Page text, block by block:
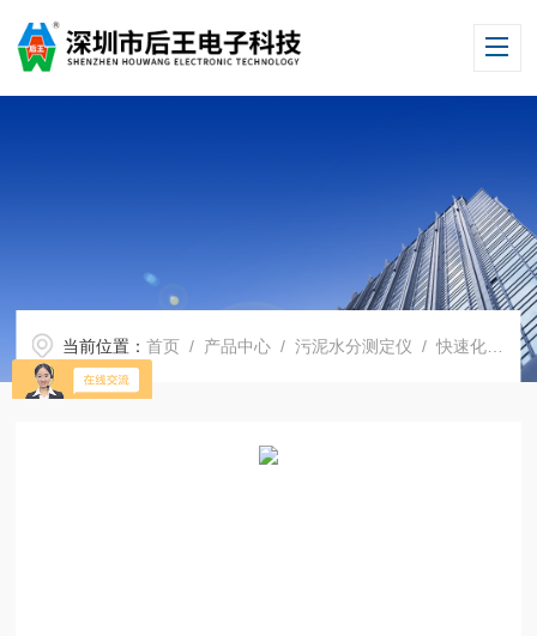
当前位置：首页 / 产品中心 /污泥水分测定仪 /快速化工水分测定仪